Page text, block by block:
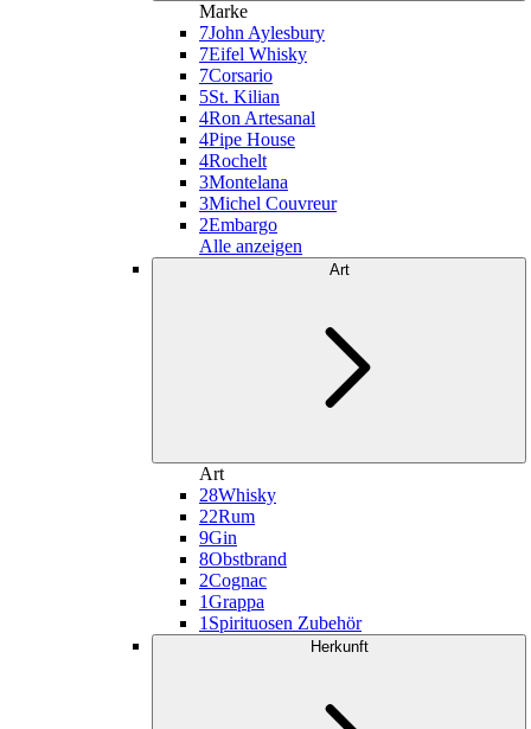
Marke
7John Aylesbury
7Eifel Whisky
7Corsario
5St. Kilian
4Ron Artesanal
4Pipe House
4Rochelt
3Montelana
3Michel Couvreur
2Embargo
Alle anzeigen
Art
Art
28Whisky
22Rum
9Gin
8Obstbrand
2Cognac
1Grappa
1 Spirituosen Zubehör
Herkunft